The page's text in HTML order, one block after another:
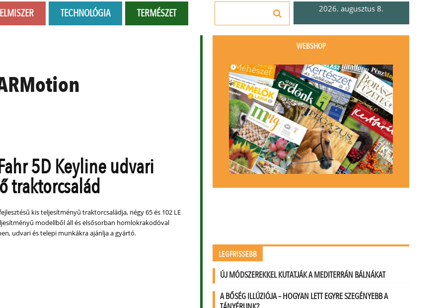
TECHNOLÓGIA TERMÉSZET 2026. augusztus 8.
5D Keyline udvari
traktorcsalád
kis teljesítményű traktorcsaládja, négy 65 és 102 LE
modellből áll és elsősorban homlokrakodóval
udvari és telepi munkákra ajánlja a gyártó.
WEBSHOP
LEGFRISSEBB
ÚJ MÓDSZEREKKEL KUTATJÁK A MEDITERRÁN BÁLNÁKAT
A BŐSÉG ILLÚZIÓJA – HOGYAN LETT EGYRE SZEGÉNYEBB A